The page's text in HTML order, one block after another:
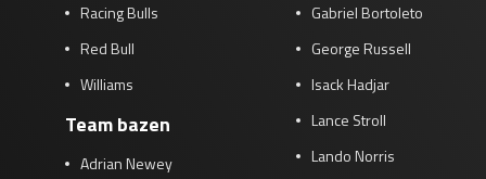
GP QATAR 2026 27 - 29 nov
Racing Bulls
Red Bull
Williams
Team bazen
Adrian Newey
Gabriel Bortoleto
George Russell
Isack Hadjar
Lance Stroll
Lando Norris